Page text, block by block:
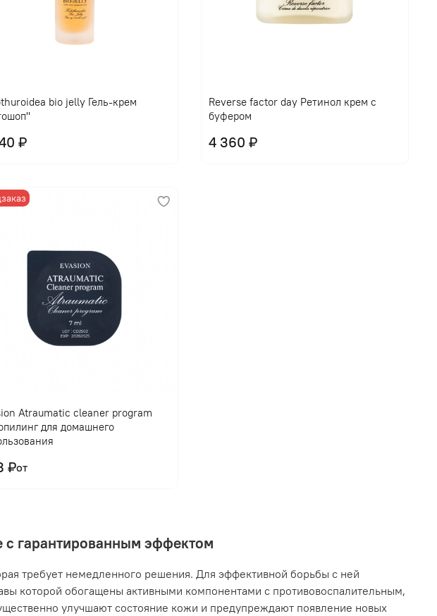
bio jelly Гель-крем
₽
Reverse factor day Ретинол крем с
буфером
4 360 ₽
Atraumatic cleaner program
для домашнего
от
₽
с гарантированным эффектом
требует немедленного решения. Для эффективной борьбы с ней
которой обогащены активными компонентами с противовоспалительным,
улучшают состояние кожи и предупреждают появление новых